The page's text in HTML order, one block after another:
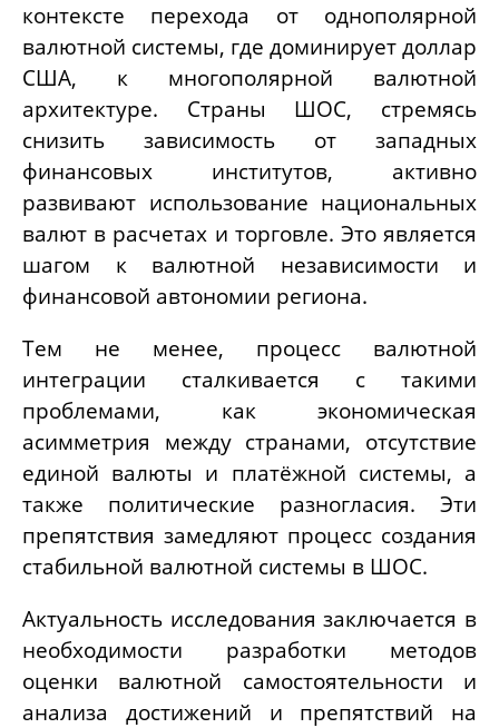
контексте перехода от однополярной
валютной системы, где доминирует доллар
США, к многополярной валютной
архитектуре. Страны ШОС, стремясь
снизить зависимость от западных
финансовых институтов, активно
развивают использование национальных
валют в расчетах и торговле. Это является
шагом к валютной независимости и
финансовой автономии региона.
Тем не менее, процесс валютной
интеграции сталкивается с такими
проблемами, как экономическая
асимметрия между странами, отсутствие
единой валюты и платёжной системы, а
также политические разногласия. Эти
препятствия замедляют процесс создания
стабильной валютной системы в ШОС.
Актуальность исследования заключается в
необходимости разработки методов
оценки валютной самостоятельности и
анализа достижений и препятствий на